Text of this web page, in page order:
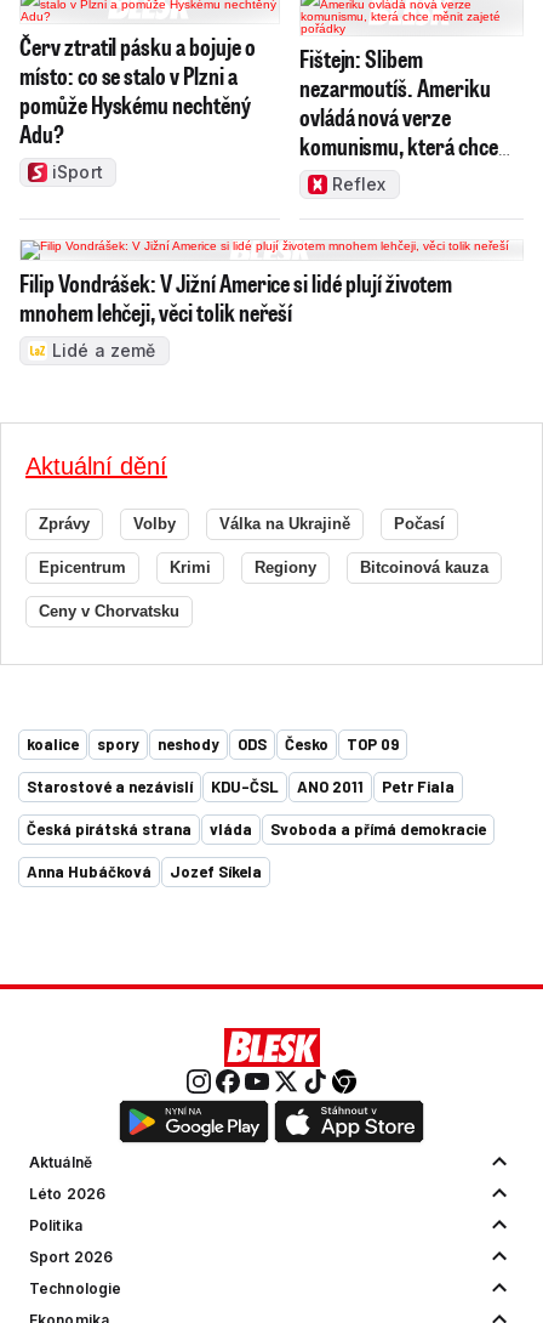
Červ ztratil pásku a bojuje o
místo: co se stalo v Plzni a
pomůže Hyskému nechtěný
Adu?
iSport
Fištejn: Slibem
nezarmoutíš. Ameriku
ovládá nová verze
komunismu, která chce
měnit zajeté pořádky
Reflex
Filip Vondrášek: V Jižní Americe si lidé plují životem
mnohem lehčeji, věci tolik neřeší
Lidé a země
Aktuální dění
Zprávy Volby Válka na Ukrajině Počasí
Epicentrum Krimi Regiony Bitcoinová kauza
Ceny v Chorvatsku
koalice spory neshody ODS Česko TOP 09
Starostové a nezávislí KDU-ČSL ANO 2011 Petr Fiala
Česká pirátská strana vláda Svoboda a přímá demokracie
Anna Hubáčková Jozef Síkela
Aktuálně
Léto 2026
Politika
Sport 2026
Technologie